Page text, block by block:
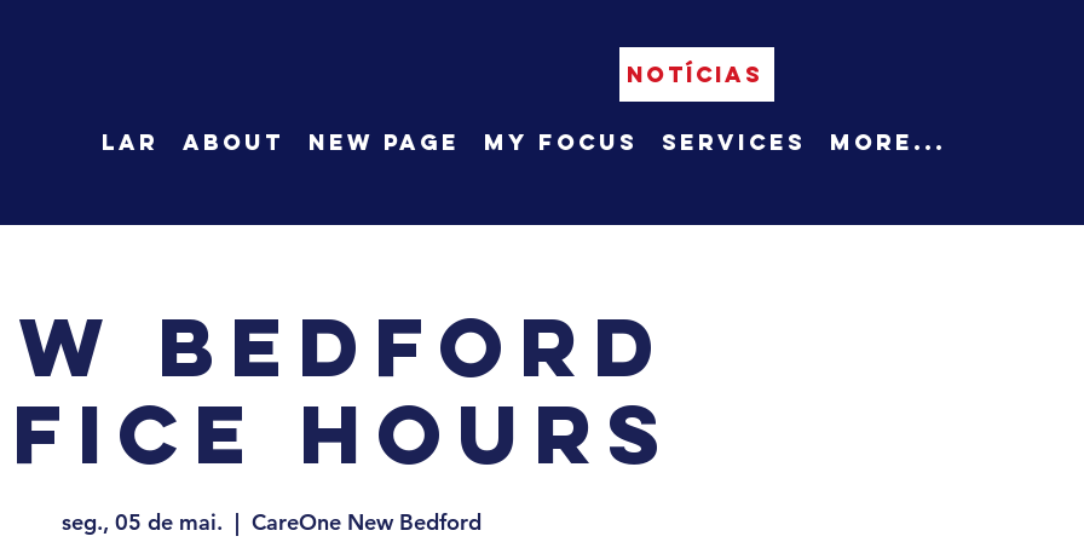
NOTÍCIAS
LAR About New Page My Focus Services More...
Bedford
Hours
seg., 05 de mai.
  |
CareOne New Bedford